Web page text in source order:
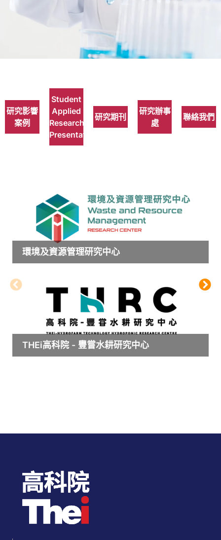
Centres
研究影響
案例
Student
Applied
Research
Presentations
研究期刊
研究辦事
處
聯絡我們
環境及資源管理研究中心
THEi高科院 - 豐嘗水耕研究中心